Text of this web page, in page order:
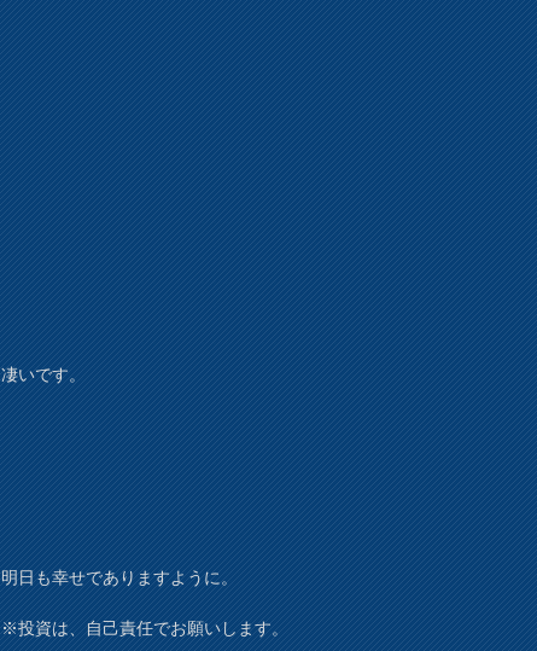
凄いです。
明日も幸せでありますように。
※投資は、自己責任でお願いします。